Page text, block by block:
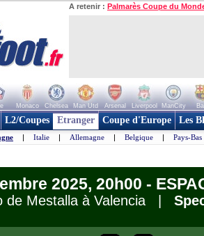
A retenir : Palmarès Coupe du
Monaco Chelsea Man Utd Arsenal Liverpool ManCity
L2/Coupes Etranger Coupe d'Europe Les
| Italie | Allemagne | Belgique | Pays-Bas
2025, 20h00 -
de Mestalla à Valencia |